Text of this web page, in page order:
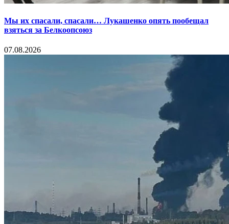
Мы их спасали, спасали… Лукашенко опять пообещал
взяться за Белкоопсоюз
07.08.2026